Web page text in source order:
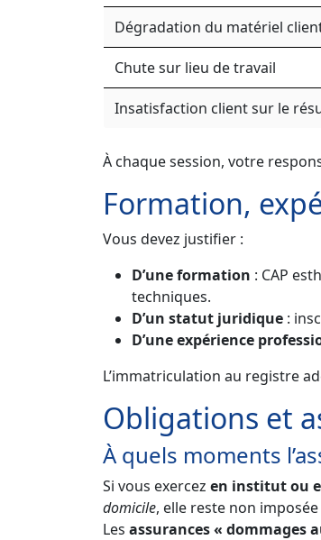
Dégradation du matériel
Chute sur lieu de travail
Insatisfaction client sur le
À chaque session, votre
Formation,
Vous devez justifier :
D’une formation : CAP
techniques.
D’un statut juridique :
D’une expérience
L’immatriculation au registre
Obligations et
À quels moments
Si vous exercez en institut ou
domicile, elle reste non
Les assurances « dommages